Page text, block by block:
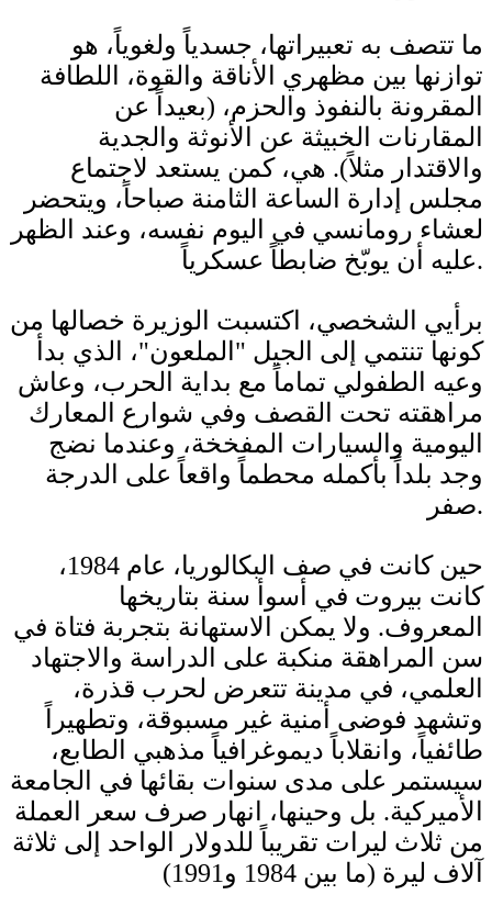
ما تتصف به تعبيراتها، جسدياً ولغوياً، هو
توازنها بين مظهري الأناقة والقوة، اللطافة
المقرونة بالنفوذ والحزم، (بعيداً عن
المقارنات الخبيثة عن الأنوثة والجدية
والاقتدار مثلاً). هي، كمن يستعد لاجتماع
مجلس إدارة الساعة الثامنة صباحاً، ويتحضر
لعشاء رومانسي في اليوم نفسه، وعند الظهر
عليه أن يوبّخ ضابطاً عسكرياً.
برأيي الشخصي، اكتسبت الوزيرة خصالها من
كونها تنتمي إلى الجيل "الملعون"، الذي بدأ
وعيه الطفولي تماماً مع بداية الحرب، وعاش
مراهقته تحت القصف وفي شوارع المعارك
اليومية والسيارات المفخخة، وعندما نضج
وجد بلداً بأكمله محطماً واقعاً على الدرجة
صفر.
حين كانت في صف البكالوريا، عام 1984،
كانت بيروت في أسوأ سنة بتاريخها
المعروف. ولا يمكن الاستهانة بتجربة فتاة في
سن المراهقة منكبة على الدراسة والاجتهاد
العلمي، في مدينة تتعرض لحرب قذرة،
وتشهد فوضى أمنية غير مسبوقة، وتطهيراً
طائفياً، وانقلاباً ديموغرافياً مذهبي الطابع،
سيستمر على مدى سنوات بقائها في الجامعة
الأميركية. بل وحينها، انهار صرف سعر العملة
من ثلاث ليرات تقريباً للدولار الواحد إلى ثلاثة
آلاف ليرة (ما بين 1984 و1991)